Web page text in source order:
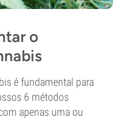
o
é fundamental para
6 métodos
apenas uma ou